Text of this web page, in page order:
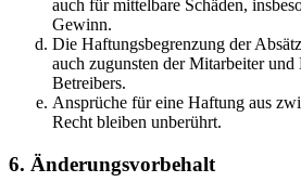
auch für mittelbare Schäden,
Gewinn.
Die Haftungsbegrenzung der
auch zugunsten der Mitarbeiter
Betreibers.
Ansprüche für eine Haftung aus
Recht bleiben unberührt.
6. Änderungsvorbehalt